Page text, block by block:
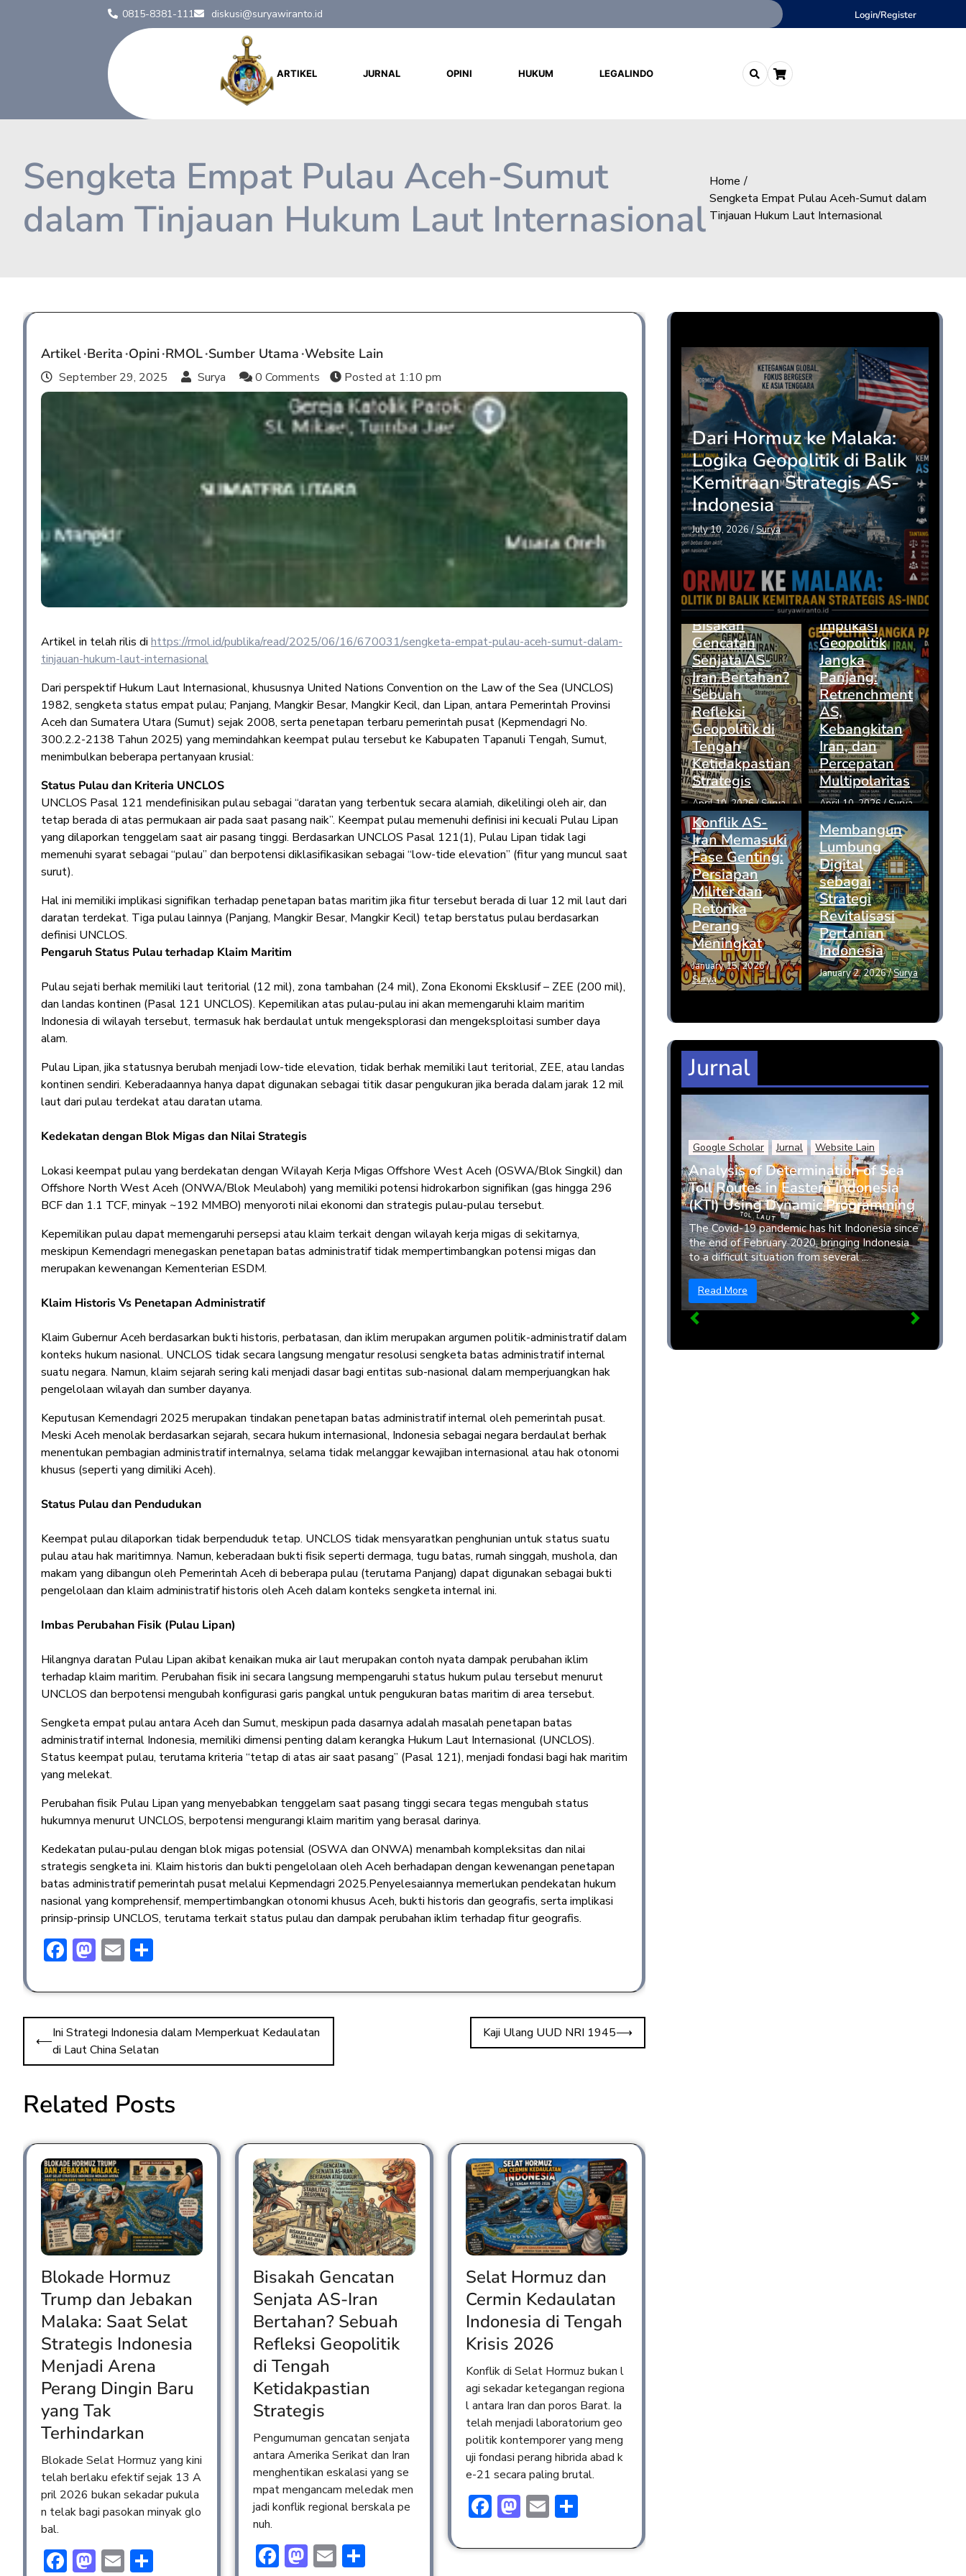
0815-8381-111 diskusi@suryawiranto.id Login/Register
ARTIKEL JURNAL OPINI HUKUM LEGALINDO
Sengketa Empat Pulau Aceh-Sumut
dalam Tinjauan Hukum Laut Internasional
Home
Sengketa Empat Pulau Aceh-Sumut dalam
Tinjauan Hukum Laut Internasional
Artikel Berita Opini RMOL Sumber Utama Website Lain
September 29, 2025 Surya 0 Comments Posted at 1:10 pm
Artikel in telah rilis di https://rmol.id/publika/read/2025/06/16/670031/sengketa-empat-pulau-aceh-sumut-dalam-
tinjauan-hukum-laut-internasional
Dari perspektif Hukum Laut Internasional, khususnya United Nations Convention on the Law of the Sea (UNCLOS)
1982, sengketa status empat pulau; Panjang, Mangkir Besar, Mangkir Kecil, dan Lipan, antara Pemerintah Provinsi
Aceh dan Sumatera Utara (Sumut) sejak 2008, serta penetapan terbaru pemerintah pusat (Kepmendagri No.
300.2.2-2138 Tahun 2025) yang memindahkan keempat pulau tersebut ke Kabupaten Tapanuli Tengah, Sumut,
menimbulkan beberapa pertanyaan krusial:
Status Pulau dan Kriteria UNCLOS
UNCLOS Pasal 121 mendefinisikan pulau sebagai “daratan yang terbentuk secara alamiah, dikelilingi oleh air, dan
tetap berada di atas permukaan air pada saat pasang naik”. Keempat pulau memenuhi definisi ini kecuali Pulau Lipan
yang dilaporkan tenggelam saat air pasang tinggi. Berdasarkan UNCLOS Pasal 121(1), Pulau Lipan tidak lagi
memenuhi syarat sebagai “pulau” dan berpotensi diklasifikasikan sebagai “low-tide elevation” (fitur yang muncul saat
surut).
Hal ini memiliki implikasi signifikan terhadap penetapan batas maritim jika fitur tersebut berada di luar 12 mil laut dari
daratan terdekat. Tiga pulau lainnya (Panjang, Mangkir Besar, Mangkir Kecil) tetap berstatus pulau berdasarkan
definisi UNCLOS.
Pengaruh Status Pulau terhadap Klaim Maritim
Pulau sejati berhak memiliki laut teritorial (12 mil), zona tambahan (24 mil), Zona Ekonomi Eksklusif – ZEE (200 mil),
dan landas kontinen (Pasal 121 UNCLOS). Kepemilikan atas pulau-pulau ini akan memengaruhi klaim maritim
Indonesia di wilayah tersebut, termasuk hak berdaulat untuk mengeksplorasi dan mengeksploitasi sumber daya
alam.
Pulau Lipan, jika statusnya berubah menjadi low-tide elevation, tidak berhak memiliki laut teritorial, ZEE, atau landas
kontinen sendiri. Keberadaannya hanya dapat digunakan sebagai titik dasar pengukuran jika berada dalam jarak 12 mil
laut dari pulau terdekat atau daratan utama.
Kedekatan dengan Blok Migas dan Nilai Strategis
Lokasi keempat pulau yang berdekatan dengan Wilayah Kerja Migas Offshore West Aceh (OSWA/Blok Singkil) dan
Offshore North West Aceh (ONWA/Blok Meulaboh) yang memiliki potensi hidrokarbon signifikan (gas hingga 296
BCF dan 1.1 TCF, minyak ~192 MMBO) menyoroti nilai ekonomi dan strategis pulau-pulau tersebut.
Kepemilikan pulau dapat memengaruhi persepsi atau klaim terkait dengan wilayah kerja migas di sekitarnya,
meskipun Kemendagri menegaskan penetapan batas administratif tidak mempertimbangkan potensi migas dan
merupakan kewenangan Kementerian ESDM.
Klaim Historis Vs Penetapan Administratif
Klaim Gubernur Aceh berdasarkan bukti historis, perbatasan, dan iklim merupakan argumen politik-administratif dalam
konteks hukum nasional. UNCLOS tidak secara langsung mengatur resolusi sengketa batas administratif internal
suatu negara. Namun, klaim sejarah sering kali menjadi dasar bagi entitas sub-nasional dalam memperjuangkan hak
pengelolaan wilayah dan sumber dayanya.
Keputusan Kemendagri 2025 merupakan tindakan penetapan batas administratif internal oleh pemerintah pusat.
Meski Aceh menolak berdasarkan sejarah, secara hukum internasional, Indonesia sebagai negara berdaulat berhak
menentukan pembagian administratif internalnya, selama tidak melanggar kewajiban internasional atau hak otonomi
khusus (seperti yang dimiliki Aceh).
Status Pulau dan Pendudukan
Keempat pulau dilaporkan tidak berpenduduk tetap. UNCLOS tidak mensyaratkan penghunian untuk status suatu
pulau atau hak maritimnya. Namun, keberadaan bukti fisik seperti dermaga, tugu batas, rumah singgah, mushola, dan
makam yang dibangun oleh Pemerintah Aceh di beberapa pulau (terutama Panjang) dapat digunakan sebagai bukti
pengelolaan dan klaim administratif historis oleh Aceh dalam konteks sengketa internal ini.
Imbas Perubahan Fisik (Pulau Lipan)
Hilangnya daratan Pulau Lipan akibat kenaikan muka air laut merupakan contoh nyata dampak perubahan iklim
terhadap klaim maritim. Perubahan fisik ini secara langsung mempengaruhi status hukum pulau tersebut menurut
UNCLOS dan berpotensi mengubah konfigurasi garis pangkal untuk pengukuran batas maritim di area tersebut.
Sengketa empat pulau antara Aceh dan Sumut, meskipun pada dasarnya adalah masalah penetapan batas
administratif internal Indonesia, memiliki dimensi penting dalam kerangka Hukum Laut Internasional (UNCLOS).
Status keempat pulau, terutama kriteria “tetap di atas air saat pasang” (Pasal 121), menjadi fondasi bagi hak maritim
yang melekat.
Perubahan fisik Pulau Lipan yang menyebabkan tenggelam saat pasang tinggi secara tegas mengubah status
hukumnya menurut UNCLOS, berpotensi mengurangi klaim maritim yang berasal darinya.
Kedekatan pulau-pulau dengan blok migas potensial (OSWA dan ONWA) menambah kompleksitas dan nilai
strategis sengketa ini. Klaim historis dan bukti pengelolaan oleh Aceh berhadapan dengan kewenangan penetapan
batas administratif pemerintah pusat melalui Kepmendagri 2025.Penyelesaiannya memerlukan pendekatan hukum
nasional yang komprehensif, mempertimbangkan otonomi khusus Aceh, bukti historis dan geografis, serta implikasi
prinsip-prinsip UNCLOS, terutama terkait status pulau dan dampak perubahan iklim terhadap fitur geografis.
F
e
b
o
ok
M
st
o
d
o
n
E
ai
l
ar
e
⟵
Ini Strategi Indonesia dalam Memperkuat Kedaulatan
di Laut China Selatan
Kaji Ulang UUD NRI 1945⟶
Related Posts
Blokade Hormuz
Trump dan Jebakan
Malaka: Saat Selat
Strategis Indonesia
Menjadi Arena
Perang Dingin Baru
yang Tak
Terhindarkan
Blokade Selat Hormuz yang kini
telah berlaku efektif sejak 13 A
pril 2026 bukan sekadar pukula
n telak bagi pasokan minyak glo
bal.
Facebook
Mastodon
Email
Bisakah Gencatan
Senjata AS-Iran
Bertahan? Sebuah
Refleksi Geopolitik
di Tengah
Ketidakpastian
Strategis
Pengumuman gencatan senjata
antara Amerika Serikat dan Iran
menghentikan eskalasi yang se
mpat mengancam meledak men
jadi konflik regional berskala pe
nuh.
Facebook
Mastodon
Email
Selat Hormuz dan
Cermin Kedaulatan
Indonesia di Tengah
Krisis 2026
Konflik di Selat Hormuz bukan l
agi sekadar ketegangan regiona
l antara Iran dan poros Barat. Ia
telah menjadi laboratorium geo
politik kontemporer yang meng
uji fondasi perang hibrida abad k
e-21 secara paling brutal.
Facebook
Mastodon
EmailShare
Dari Hormuz ke Malaka:
Logika Geopolitik di Balik
Kemitraan Strategis AS-
Indonesia
July 10, 2026/Surya
Bisakah
Gencatan
Senjata AS-
Iran Bertahan?
Sebuah
Refleksi
Geopolitik di
Tengah
Ketidakpastian
Strategis
April 10, 2026/Surya
Implikasi
Geopolitik
Jangka
Panjang:
Retrenchment
AS,
Kebangkitan
Iran, dan
Percepatan
Multipolaritas
April 10, 2026/Surya
Konflik AS-
Iran Memasuki
Fase Genting:
Persiapan
Militer dan
Retorika
Perang
Meningkat
January 15, 2026/
Surya
Membangun
Lumbung
Digital
sebagai
Strategi
Revitalisasi
Pertanian
Indonesia
January 2, 2026/Surya
Jurnal
Google Scholar Jurnal Website Lain
Analysis of Determination of Sea
Toll Routes in Eastern Indonesia
(KTI) Using Dynamic Programming
The Covid-19 pandemic has hit Indonesia since
the end of February 2020, bringing Indonesia
to a difficult situation from several ...
Read More